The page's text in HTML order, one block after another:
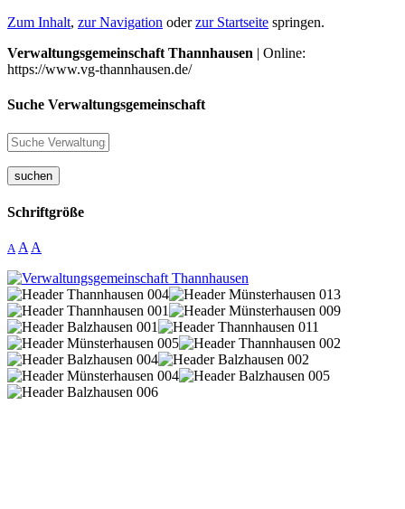
Zum Inhalt, zur Navigation oderzur Startseite springen.
Verwaltungsgemeinschaft Thannhausen | Online:
https://www.vg-thannhausen.de/
Suche Verwaltungsgemeinschaft
suchen
Schriftgröße
A A A